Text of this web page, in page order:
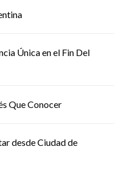
Única en el Fin Del
Que Conocer
desde Ciudad de